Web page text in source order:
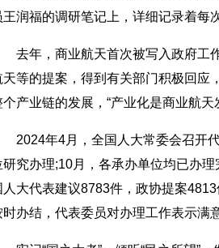
王润福的调研笔记上，详细记录着每
年，商业航天首次被写入政府工
天等的提案，得到有关部门积极回应
个产业链的发展，“产业化是商业航天
年4月，全国人大常委会召开代
研究办理;10月，各承办单位均已办
人大代表建议8783件，政协提案
时办结，代表委员对办理工作表示满